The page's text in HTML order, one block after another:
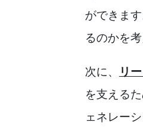
ができま
るのかを
次に、 リ
を支える
ェネレー